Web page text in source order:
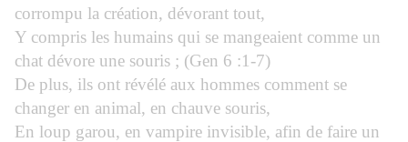
corrompu la création, dévorant tout,
Y compris les humains qui se mangeaient comme un
chat dévore une souris ; (Gen 6 :1-7)
De plus, ils ont révélé aux hommes comment se
changer en animal, en chauve souris,
En loup garou, en vampire invisible, afin de faire un